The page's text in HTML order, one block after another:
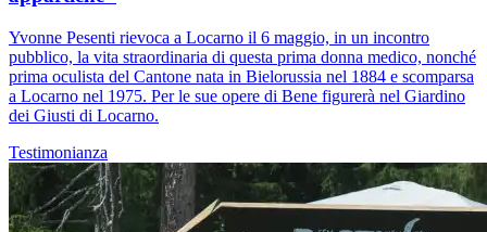
Yvonne Pesenti rievoca a Locarno il 6 maggio, in un incontro
pubblico, la vita straordinaria di questa prima donna medico, nonché
prima oculista del Cantone nata in Bielorussia nel 1884 e scomparsa
a Locarno nel 1975. Per le sue opere di Bene figurerà nel Giardino
dei Giusti di Locarno.
Testimonianza